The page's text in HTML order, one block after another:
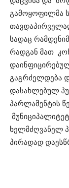
გამოყოფილმა
სადაც
რადგან მათ
გაგრძელდება
დასახლებულ
პარლამენტის
ხელმძღვანელ
პირადად